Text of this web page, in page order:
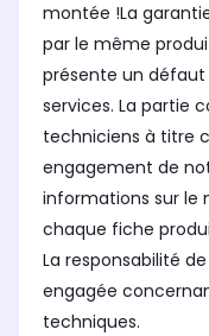
montée !La
par le même
présente un défaut
services. La partie
techniciens à titre
engagement de
informations sur le
chaque fiche
La responsabilité de
engagée
techniques.